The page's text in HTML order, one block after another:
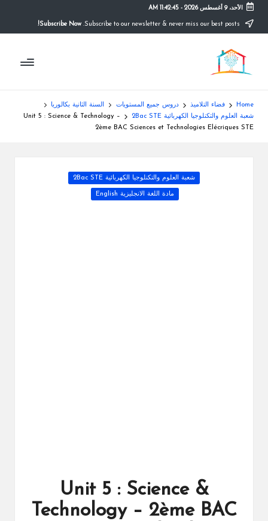
content
الأحد، 9 أغسطس 2026 -
11:42:45 AM
Subscribe Now!
م
و
ق
ع
التعليم
الصريح
Home فضاء التلاميذ دروس جميع المستويات
السنة الثانية بكالوريا
شعبة العلوم والتكنلوجيا الكهربائية 2Bac STE
Unit 5 : Science & Technology –
2ème BAC Sciences et Technologies Elécriques STE
Posted
شعبة العلوم والتكنلوجيا الكهربائية 2Bac STE
مادة اللغة الانجليزية English
Unit 5 : Science &
Technology – 2ème BAC